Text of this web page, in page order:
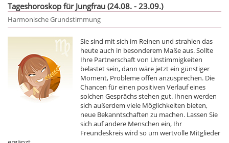
Tageshoroskop für Jungfrau (24.08. - 23.09.)
Harmonische Grundstimmung
Sie sind mit sich im Reinen und strahlen das
heute auch in besonderem Maße aus. Sollte
Ihre Partnerschaft von Unstimmigkeiten
belastet sein, dann wäre jetzt ein günstiger
Moment, Probleme offen anzusprechen. Die
Chancen für einen positiven Verlauf eines
solchen Gesprächs stehen gut. Ihnen werden
sich außerdem viele Möglichkeiten bieten,
neue Bekanntschaften zu machen. Lassen Sie
sich auf andere Menschen ein, Ihr
Freundeskreis wird so um wertvolle Mitglieder